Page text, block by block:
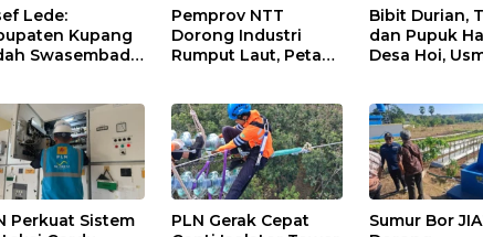
Lede:
Kupang
Swasembada
Pasar
Pemprov NTT
Dorong Industri
Rumput Laut, Petani
Pengolahan Hasil
Panen
Bibit Durian,
dan Pupuk
Desa Hoi,
Ekonomi
Perkuat Sistem
PLN Gerak Cepat
Sumur Bor